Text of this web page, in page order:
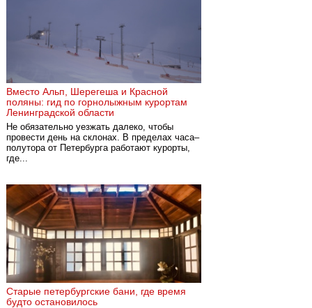
Вместо Альп, Шерегеша и Красной
поляны: гид по горнолыжным курортам
Ленинградской области
Не обязательно уезжать далеко, чтобы
провести день на склонах. В пределах часа–
полутора от Петербурга работают курорты,
где...
Старые петербургские бани, где время
будто остановилось